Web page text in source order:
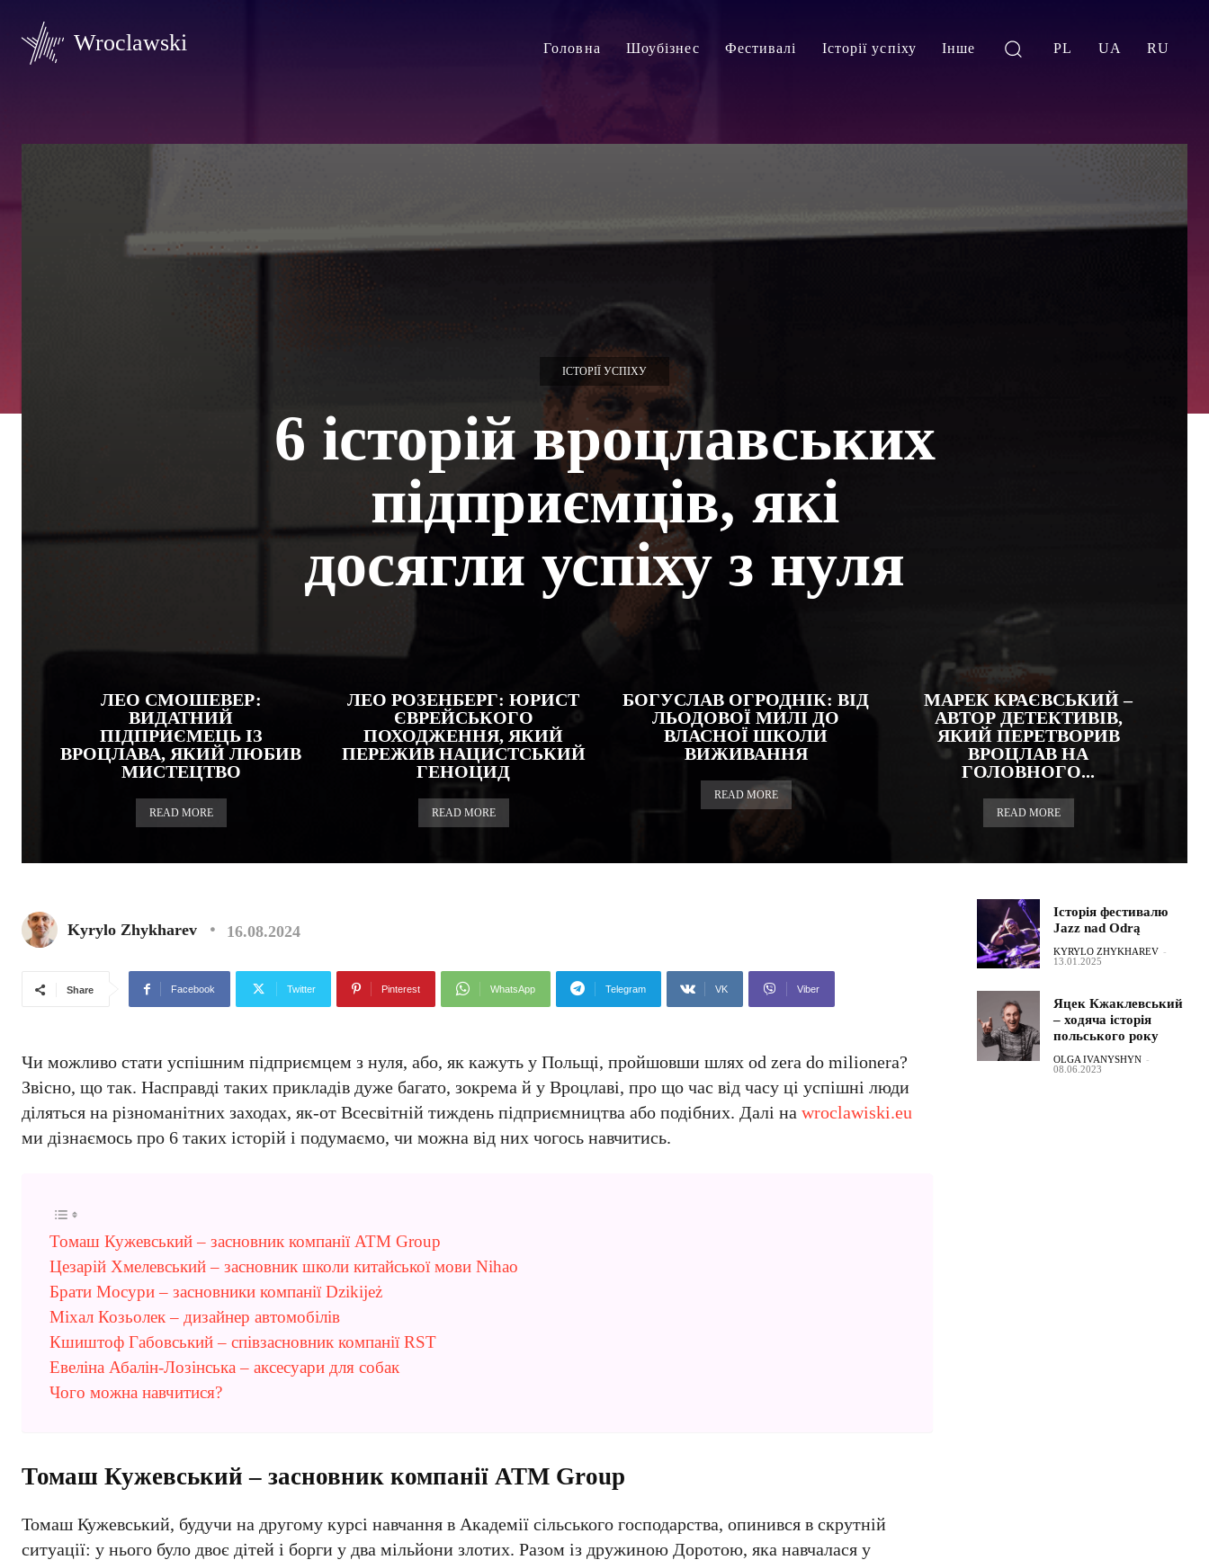
Wroclawski Головна Шоубізнес Фестивалі Історії успіху Інше PL UA RU
ІСТОРІЇ УСПІХУ
6 історій вроцлавських
підприємців, які
досягли успіху з нуля
ЛЕО СМОШЕВЕР:
ВИДАТНИЙ
ПІДПРИЄМЕЦЬ ІЗ
ВРОЦЛАВА, ЯКИЙ ЛЮБИВ
МИСТЕЦТВО
READ MORE
ЛЕО РОЗЕНБЕРГ: ЮРИСТ
ЄВРЕЙСЬКОГО
ПОХОДЖЕННЯ, ЯКИЙ
ПЕРЕЖИВ НАЦИСТСЬКИЙ
ГЕНОЦИД
READ MORE
БОГУСЛАВ ОГРОДНІК: ВІД
ЛЬОДОВОЇ МИЛІ ДО
ВЛАСНОЇ ШКОЛИ
ВИЖИВАННЯ
READ MORE
МАРЕК КРАЄВСЬКИЙ –
АВТОР ДЕТЕКТИВІВ,
ЯКИЙ ПЕРЕТВОРИВ
ВРОЦЛАВ НА
ГОЛОВНОГО...
READ MORE
Kyrylo Zhykharev 16.08.2024
Share Facebook Twitter Pinterest WhatsApp Telegram VK Viber
Чи можливо стати успішним підприємцем з нуля, або, як кажуть у Польщі, пройшовши шлях od zera do milionera?
Звісно, що так. Насправді таких прикладів дуже багато, зокрема й у Вроцлаві, про що час від часу ці успішні люди
діляться на різноманітних заходах, як-от Всесвітній тиждень підприємництва або подібних. Далі на wroclawiski.eu
ми дізнаємось про 6 таких історій і подумаємо, чи можна від них чогось навчитись.
Томаш Кужевський – засновник компанії ATM Group
Цезарій Хмелевський – засновник школи китайської мови Nihao
Брати Мосури – засновники компанії Dzikijeż
Міхал Козьолек – дизайнер автомобілів
Кшиштоф Габовський – співзасновник компанії RST
Евеліна Абалін-Лозінська – аксесуари для собак
Чого можна навчитися?
Томаш Кужевський – засновник компанії ATM Group
Томаш Кужевський, будучи на другому курсі навчання в Академії сільського господарства, опинився в скрутній
ситуації: у нього було двоє дітей і борги у два мільйони злотих. Разом із дружиною Доротою, яка навчалася у
Історія фестивалю
Jazz nad Odrą
KYRYLO ZHYKHAREV -
13.01.2025
Яцек Кжаклевський
– ходяча історія
польського року
OLGA IVANYSHYN -
08.06.2023